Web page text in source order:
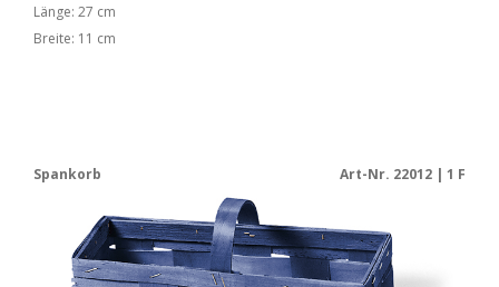
Länge: 27 cm
Breite: 11 cm
Spankorb Art-Nr. 22012 | 1 F